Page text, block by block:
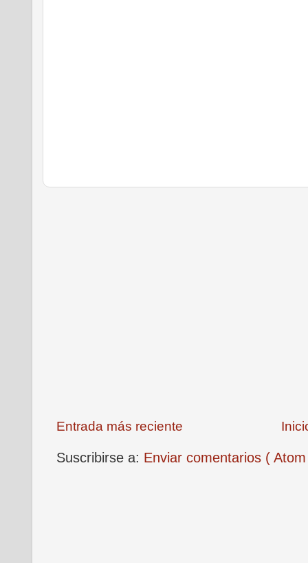
Entrada más reciente
Suscribirse a: Enviar comentarios (